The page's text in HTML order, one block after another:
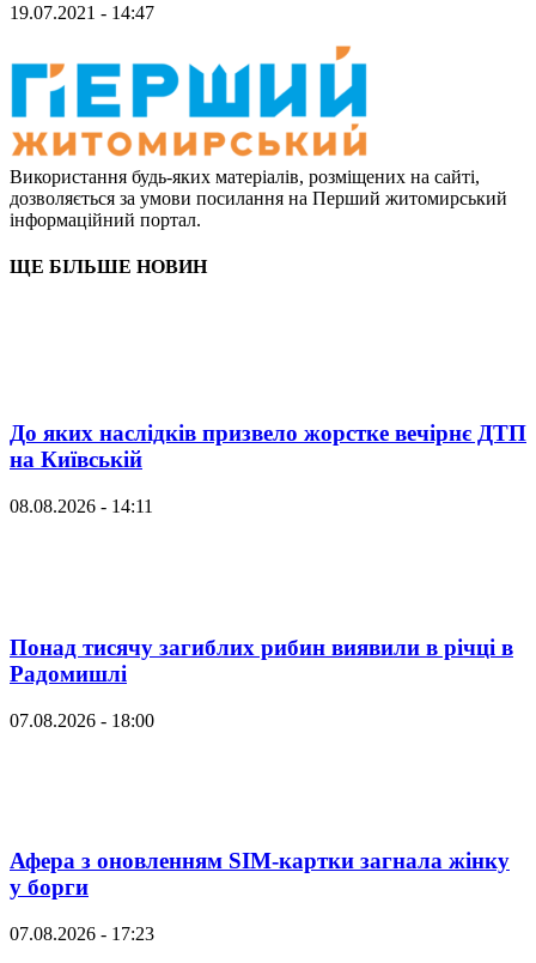
19.07.2021 - 14:47
Використання будь-яких матеріалів, розміщених на сайті,
дозволяється за умови посилання на Перший житомирський
інформаційний портал.
ЩЕ БІЛЬШЕ НОВИН
До яких наслідків призвело жорстке вечірнє ДТП
на Київській
08.08.2026 - 14:11
Понад тисячу загиблих рибин виявили в річці в
Радомишлі
07.08.2026 - 18:00
Афера з оновленням SIM-картки загнала жінку
у борги
07.08.2026 - 17:23